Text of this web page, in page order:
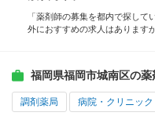
「薬剤師の募集を都内で探し
外におすすめの求人はあります
福岡県福岡市城南区の
調剤薬局 病院・クリニック